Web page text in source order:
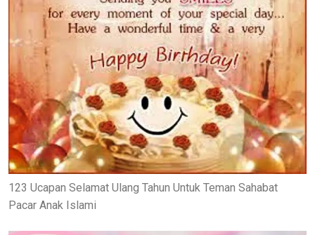
123 Ucapan Selamat Ulang Tahun Untuk Teman Sahabat
Pacar Anak Islami